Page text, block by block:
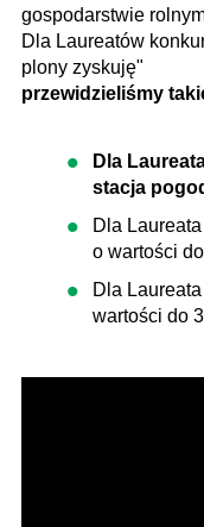
gospodarstwie
Dla Laureatów
plony zyskuję"
przewidzieliśmy
Dla
stacja
Dla
o wartości
Dla
wartości do